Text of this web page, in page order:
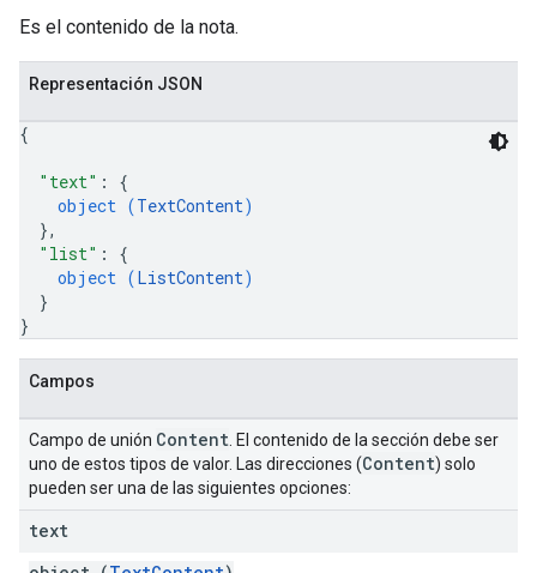
Es el contenido de la nota.
Representación JSON
{
"text" : {
object (TextContent)
},
"list" : {
object (ListContent)
}
}
Campos
Campo de unión Content . El contenido de la sección debe ser
uno de estos tipos de valor. Las direcciones (Content) solo
pueden ser una de las siguientes opciones:
text